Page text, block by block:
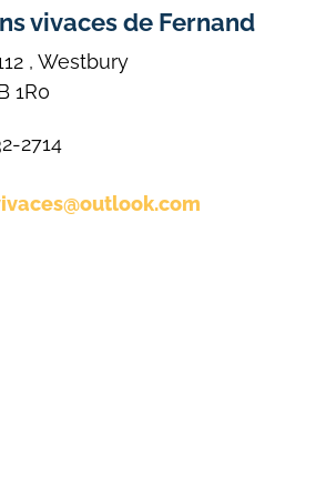
vivaces de Fernand
, Westbury
1R0
2714